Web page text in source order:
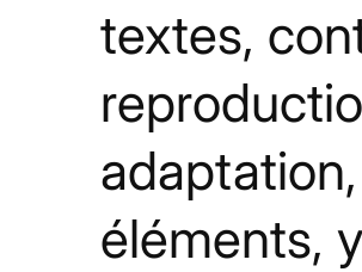
textes,
éléments,